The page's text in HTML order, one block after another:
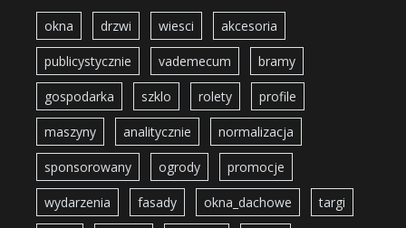
okna drzwi wiesci akcesoria
publicystycznie vademecum bramy
gospodarka szklo rolety profile
maszyny analitycznie normalizacja
sponsorowany ogrody promocje
wydarzenia fasady okna_dachowe targi